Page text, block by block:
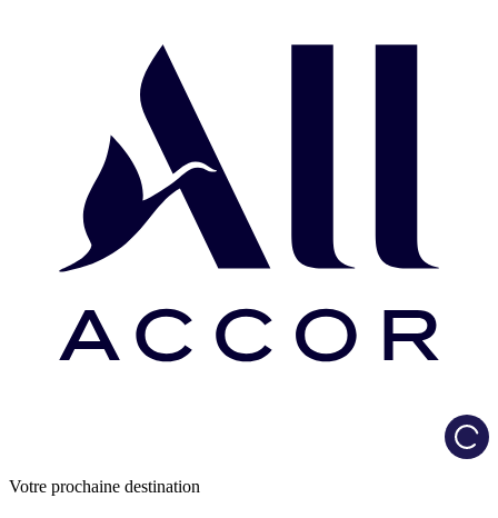
Votre prochaine destination